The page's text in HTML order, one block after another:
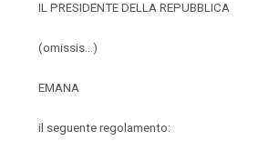
IL PRESIDENTE DELLA REPUBBLICA
(omissis…)
EMANA
il seguente regolamento: